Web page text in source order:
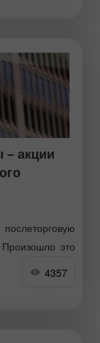
– акции
это
в котором
превзошли
4357